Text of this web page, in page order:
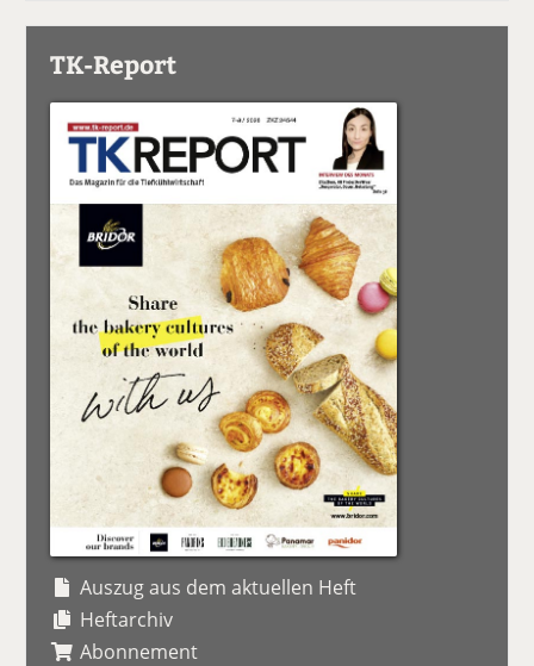
TK-Report
Auszug aus dem aktuellen Heft
Heftarchiv
Abonnement